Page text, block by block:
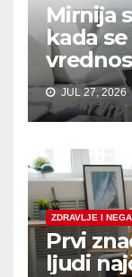
Mirnija
kada
JUL 27, 2026
ZDRAVLJE I NEGA
Prvi
ljudi